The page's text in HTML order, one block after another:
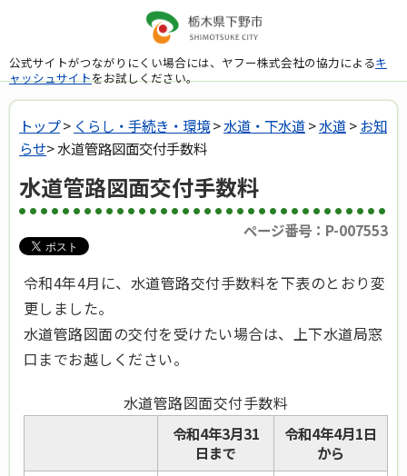
公式サイトがつながりにくい場合には、ヤフー株式会社の協力によるキ
ャッシュサイトをお試しください。
トップ> くらし・手続き・環境>水道・下水道>水道>お知
らせ> 水道管路図面交付手数料
水道管路図面交付手数料
ページ番号：P-007553
令和4年4月に、水道管路交付手数料を下表のとおり変
更しました。
水道管路図面の交付を受けたい場合は、上下水道局窓
口までお越しください。
水道管路図面交付手数料
令和4年3月31
日まで
令和4年4月1日
から